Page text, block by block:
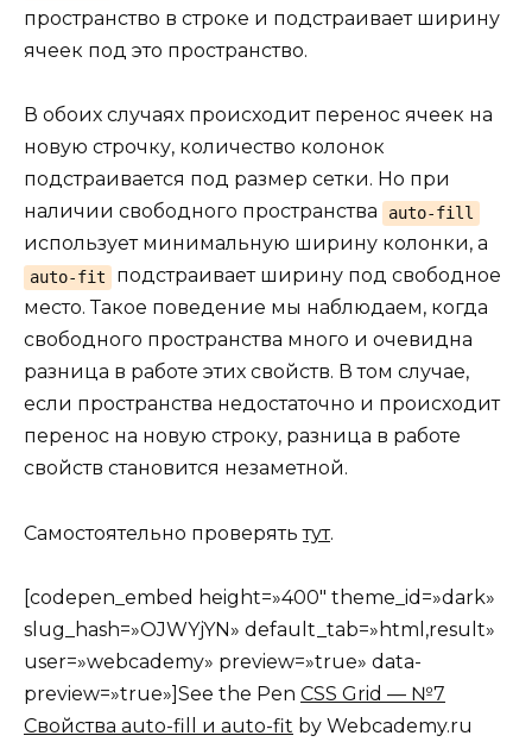
пространство в строке и подстраивает ширину
ячеек под это пространство.
В обоих случаях происходит перенос ячеек на
новую строчку, количество колонок
подстраивается под размер сетки. Но при
наличии свободного пространства
auto-fill
использует минимальную ширину колонки, а
auto-fit
подстраивает ширину под свободное
место. Такое поведение мы наблюдаем, когда
свободного пространства много и очевидна
разница в работе этих свойств. В том случае,
если пространства недостаточно и происходит
перенос на новую строку, разница в работе
свойств становится незаметной.
Самостоятельно проверятьтут.
[codepen_embed height=»400″ theme_id=»dark»
slug_hash=»OJWYjYN» default_tab=»html,result»
user=»webcademy» preview=»true» data-
preview=»true»]See the Pen CSS Grid — №7
Свойства auto-fill и auto-fit by Webcademy.ru